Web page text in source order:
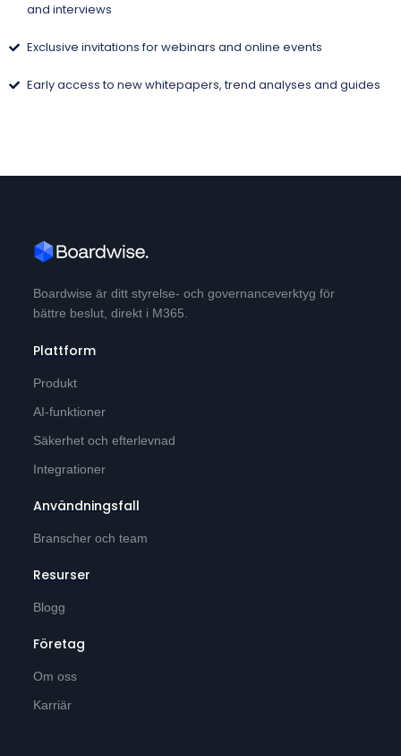
and interviews
Exclusive invitations for webinars and online events
Early access to new whitepapers, trend analyses and guides
Boardwise är ditt styrelse- och governanceverktyg för
bättre beslut, direkt i M365.
Plattform
Produkt
AI-funktioner
Säkerhet och efterlevnad
Integrationer
Användningsfall
Branscher och team
Resurser
Blogg
Företag
Om oss
Karriär